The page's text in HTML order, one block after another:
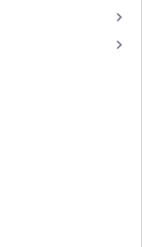
keyboard_arrow_right
keyboard_arrow_right